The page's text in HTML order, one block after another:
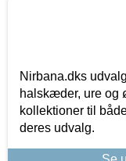
Nirbana.dks
halskæder, ure og
kollektioner til
deres udvalg.